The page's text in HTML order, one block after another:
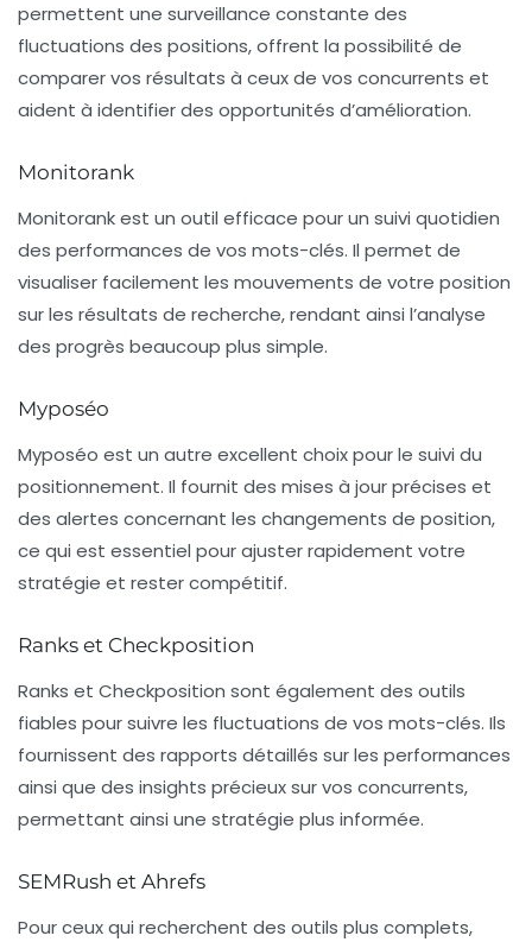
permettent une surveillance constante des
fluctuations des positions, offrent la possibilité de
comparer vos résultats à ceux de vos concurrents et
aident à identifier des opportunités d’amélioration.
Monitorank
Monitorankest un outil efficace pour un suivi quotidien
des performances de vos mots-clés. Il permet de
visualiser facilement les mouvements de votre position
sur les résultats de recherche, rendant ainsi l’analyse
des progrès beaucoup plus simple.
Myposéo
Myposéo est un autre excellent choix pour le suivi du
positionnement. Il fournit des mises à jour précises et
des alertes concernant les changements de position,
ce qui est essentiel pour ajuster rapidement votre
stratégie et rester compétitif.
Ranks et Checkposition
Ranks et Checkposition sont également des outils
fiables pour suivre les fluctuations de vos mots-clés. Ils
fournissent des rapports détaillés sur les performances
ainsi que des insights précieux sur vos concurrents,
permettant ainsi une stratégie plus informée.
SEMRush et Ahrefs
Pour ceux qui recherchent des outils plus complets,